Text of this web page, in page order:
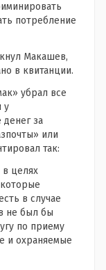
потребление
Макашев,
в квитанции.
убрал все
у
денег за
или
так:
целях
в случае
не был бы
по приему
и охраняемые